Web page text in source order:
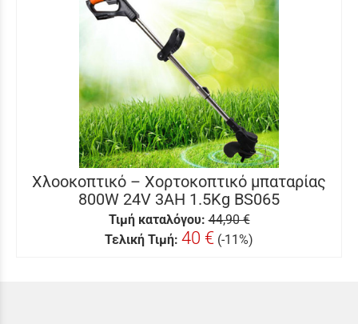
Χλοοκοπτικό – Χορτοκοπτικό μπαταρίας
800W 24V 3AH 1.5Kg BS065
Τιμή καταλόγου: 44,90 €
Τελική Τιμή: 40 € (-11%)